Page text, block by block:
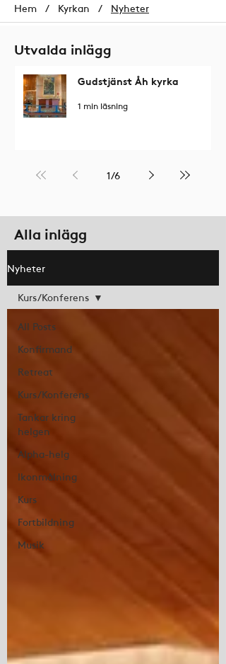
Hem / Kyrkan / Nyheter
Utvalda inlägg
Gudstjänst Åh kyrka
1 min läsning
1/6
Alla inlägg
Nyheter
All Posts
Konfirmand
Retreat
Kurs/Konferens
Tankar kring
helgen
Alpha-helg
Ikonmålning
Kurs
Fortbildning
Musik
Kurs/Konferens